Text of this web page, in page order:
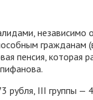
пенсия,
рубля, III группы